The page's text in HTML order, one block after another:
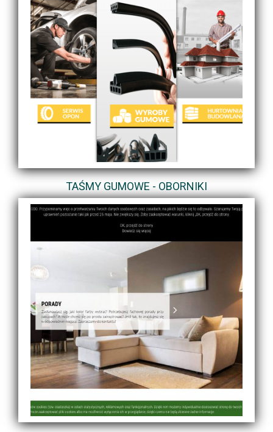
TAŚMY GUMOWE - OBORNIKI